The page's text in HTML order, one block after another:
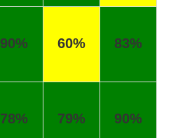
90% 60% 83%
78% 79% 90%